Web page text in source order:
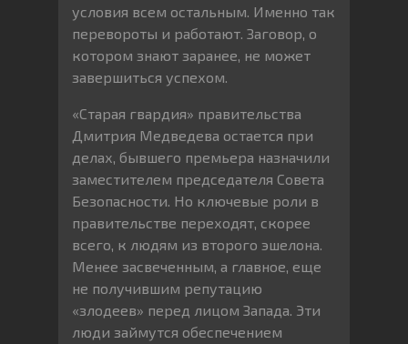
условия всем остальным. Именно так
перевороты и работают. Заговор, о
котором знают заранее, не может
завершиться успехом.
«Старая гвардия» правительства
Дмитрия Медведева остается при
делах, бывшего премьера назначили
заместителем председателя Совета
Безопасности. Но ключевые роли в
правительстве переходят, скорее
всего, к людям из второго эшелона.
Менее засвеченным, а главное, еще
не получившим репутацию
«злодеев» перед лицом Запада. Эти
люди займутся обеспечением